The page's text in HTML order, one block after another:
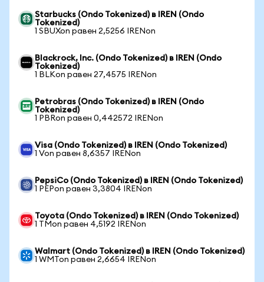
Starbucks (Ondo Tokenized) в IREN (Ondo
Tokenized)
1 SBUXon равен 2,5256 IRENon
Blackrock, Inc. (Ondo Tokenized) в IREN (Ondo
Tokenized)
1 BLKon равен 27,4575 IRENon
Petrobras (Ondo Tokenized) в IREN (Ondo
Tokenized)
1 PBRon равен 0,442572 IRENon
Visa (Ondo Tokenized) в IREN (Ondo Tokenized)
1 Von равен 8,6357 IRENon
PepsiCo (Ondo Tokenized) в IREN (Ondo Tokenized)
1 PEPon равен 3,3804 IRENon
Toyota (Ondo Tokenized) в IREN (Ondo Tokenized)
1 TMon равен 4,5192 IRENon
Walmart (Ondo Tokenized) в IREN (Ondo Tokenized)
1 WMTon равен 2,6654 IRENon